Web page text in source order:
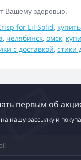
Вашему здоровью.
for Lil Solid, купить
, челябинск, омск,
с доставкой, стики
первым об
нашу рассылку и